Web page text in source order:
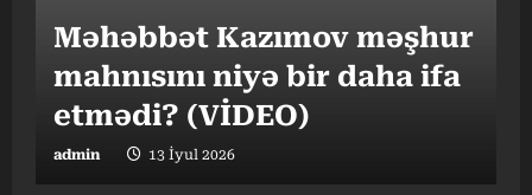
Məhəbbət Kazımov məşhur
mahnısını niyə bir daha ifa
etmədi? (VİDEO)
admin 13 İyul 2026